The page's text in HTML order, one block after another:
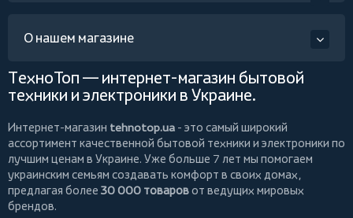
О нашем магазине
ТехноТоп — интернет-магазин бытовой
техники и электроники в Украине.
Интернет-магазин tehnotop.ua - это самый широкий
ассортимент качественной бытовой техники и электроники по
лучшим ценам в Украине. Уже больше 7 лет мы помогаем
украинским семьям создавать комфорт в своих домах,
предлагая более 30 000 товаровот ведущих мировых
брендов.